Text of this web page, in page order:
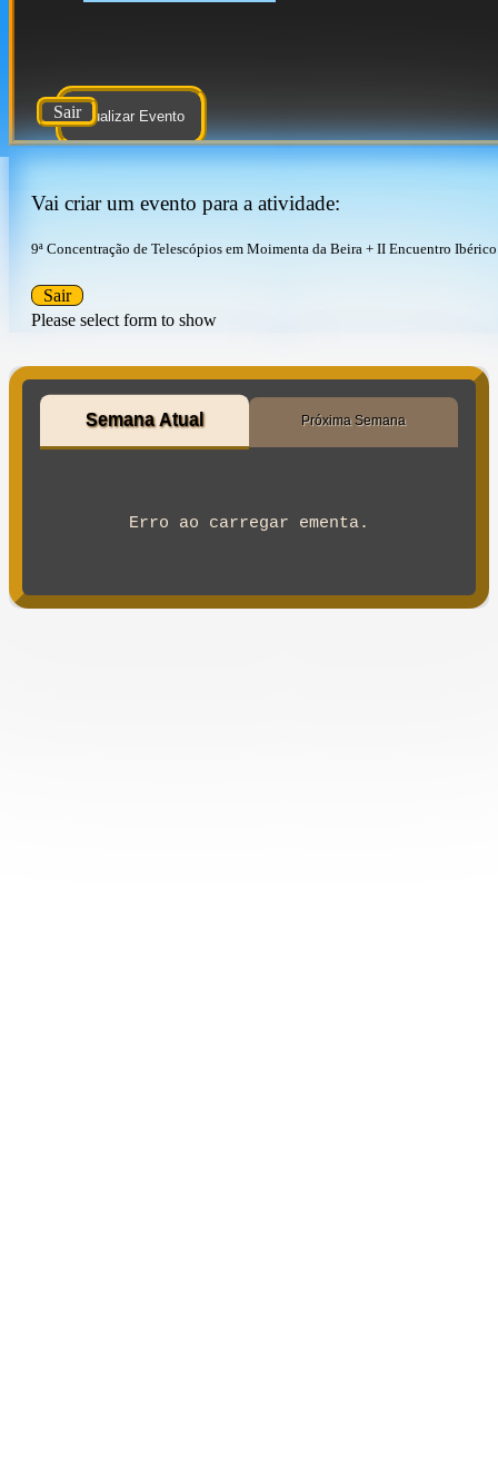
Atualizar Evento
Sair
Vai criar um evento para a atividade:
9ª Concentração de Telescópios em Moimenta da Beira + II Encuentro Ibérico
Please select form to show
Sair
Semana Atual Próxima Semana
Erro ao carregar ementa.